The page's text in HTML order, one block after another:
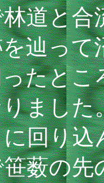
道と合
辿って
たとこ
ました
回り込
薮の先